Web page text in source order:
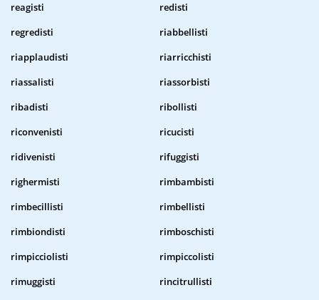
reagisti
redisti
regredisti
riabbellisti
riapplaudisti
riarricchisti
riassalisti
riassorbisti
ribadisti
ribollisti
riconvenisti
ricucisti
ridivenisti
rifuggisti
righermisti
rimbambisti
rimbecillisti
rimbellisti
rimbiondisti
rimboschisti
rimpicciolisti
rimpiccolisti
rimuggisti
rincitrullisti